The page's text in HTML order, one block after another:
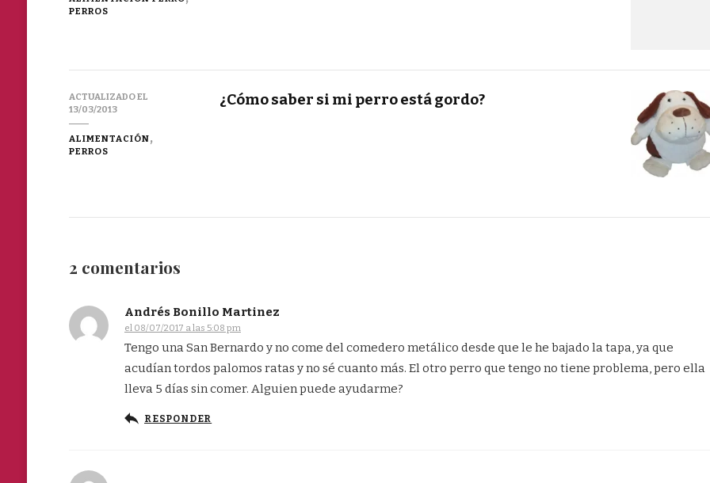
PERROS
ACTUALIZADO EL
13/03/2013
ALIMENTACIÓN
PERROS
¿Cómo saber si mi perro está gordo?
2 comentarios
Andrés Bonillo Martinez
el 08/07/2017 a las 5:08 pm
Tengo una San Bernardo y no come del comedero metálico desde que le he bajado la tapa, ya que
acudían tordos palomos ratas y no sé cuanto más. El otro perro que tengo no tiene problema, pero ella
lleva 5 días sin comer. Alguien puede ayudarme?
RESPONDER